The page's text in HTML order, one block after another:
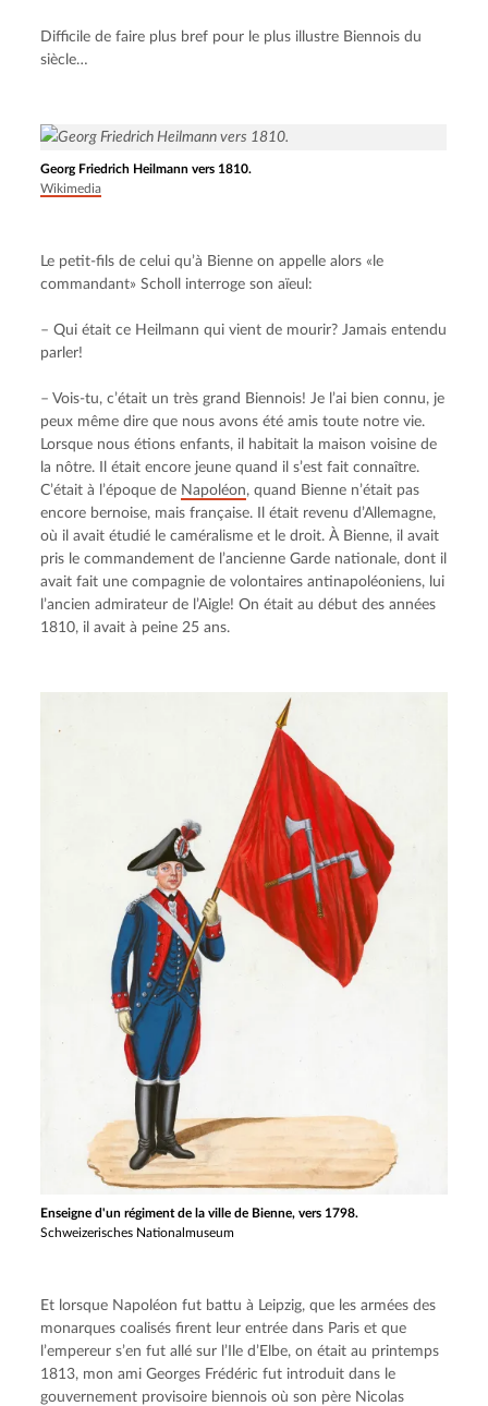
Difficile de faire plus bref pour le plus illustre Biennois du
siècle…
Georg Friedrich Heilmann vers 1810.
Wikimedia
Le petit-fils de celui qu’à Bienne on appelle alors «le
commandant» Scholl interroge son aïeul:
– Qui était ce Heilmann qui vient de mourir? Jamais entendu
parler!
– Vois-tu, c’était un très grand Biennois! Je l’ai bien connu, je
peux même dire que nous avons été amis toute notre vie.
Lorsque nous étions enfants, il habitait la maison voisine de
la nôtre. Il était encore jeune quand il s’est fait connaître.
C’était à l’époque de Napoléon, quand Bienne n’était pas
encore bernoise, mais française. Il était revenu d’Allemagne,
où il avait étudié le caméralisme et le droit. À Bienne, il avait
pris le commandement de l’ancienne Garde nationale, dont il
avait fait une compagnie de volontaires antinapoléoniens, lui
l’ancien admirateur de l’Aigle! On était au début des années
1810, il avait à peine 25 ans.
Enseigne d'un régiment de la ville de Bienne, vers 1798.
Schweizerisches Nationalmuseum
Et lorsque Napoléon fut battu à Leipzig, que les armées des
monarques coalisés firent leur entrée dans Paris et que
l’empereur s’en fut allé sur l’Ile d’Elbe, on était au printemps
1813, mon ami Georges Frédéric fut introduit dans le
gouvernement provisoire biennois où son père Nicolas